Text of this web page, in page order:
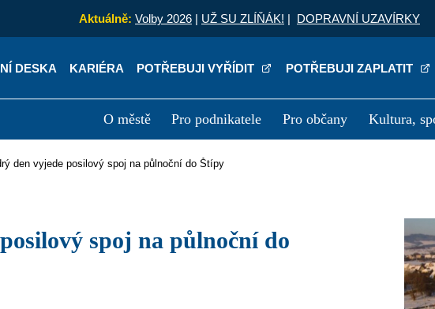
Aktuálně: Volby 2026 | UŽ SU ZLÍŇÁK! | DOPRAVNÍ UZAVÍRKY
DESKA KARIÉRA POTŘEBUJI VYŘÍDIT POTŘEBUJI ZAPLATIT
O městě Pro podnikatele Pro občany Kultura,
Úřední deska
den vyjede posilový spoj na půlnoční do Štípy